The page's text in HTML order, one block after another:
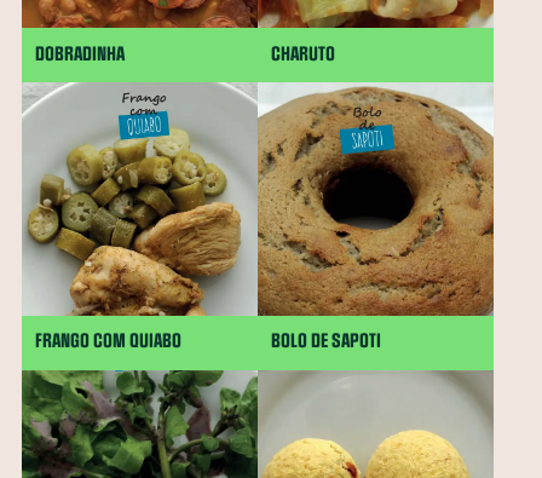
DOBRADINHA CHARUTO
FRANGO COM QUIABO BOLO DE SAPOTI